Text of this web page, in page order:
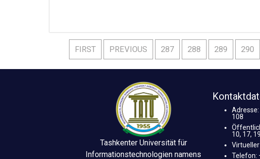
FIRST PREVIOUS 287 288 289 290
Tashkenter Universität für
Informationstechnologien namens
108
10, 17,
Telefon: